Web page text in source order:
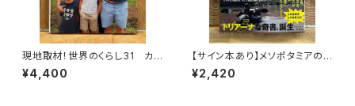
現地取材！世界のくらし31 カナ
ダ
¥4,400
【サイン本あり】メソポタミアの
ボート三人男
¥2,420